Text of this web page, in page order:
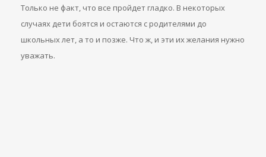
Только не факт, что все пройдет гладко. В некоторых
случаях дети боятся и остаются с родителями до
школьных лет, а то и позже. Что ж, и эти их желания нужно
уважать.